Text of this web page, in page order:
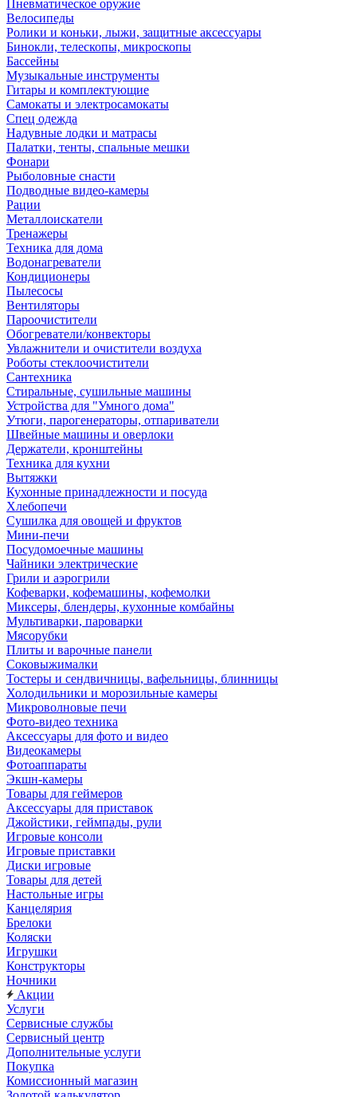
Пневматическое оружие
Велосипеды
Ролики и коньки, лыжи, защитные аксессуары
Бинокли, телескопы, микроскопы
Бассейны
Музыкальные инструменты
Гитары и комплектующие
Самокаты и электросамокаты
Спец одежда
Надувные лодки и матрасы
Палатки, тенты, спальные мешки
Фонари
Рыболовные снасти
Подводные видео-камеры
Рации
Металлоискатели
Тренажеры
Техника для дома
Водонагреватели
Кондиционеры
Пылесосы
Вентиляторы
Пароочистители
Обогреватели/конвекторы
Увлажнители и очистители воздуха
Роботы стеклоочистители
Сантехника
Стиральные, сушильные машины
Устройства для "Умного дома"
Утюги, парогенераторы, отпариватели
Швейные машины и оверлоки
Держатели, кронштейны
Техника для кухни
Вытяжки
Кухонные принадлежности и посуда
Хлебопечи
Сушилка для овощей и фруктов
Мини-печи
Посудомоечные машины
Чайники электрические
Грили и аэрогрили
Кофеварки, кофемашины, кофемолки
Миксеры, блендеры, кухонные комбайны
Мультиварки, пароварки
Мясорубки
Плиты и варочные панели
Соковыжималки
Тостеры и сендвичницы, вафельницы, блинницы
Холодильники и морозильные камеры
Микроволновые печи
Фото-видео техника
Аксессуары для фото и видео
Видеокамеры
Фотоаппараты
Экшн-камеры
Товары для геймеров
Аксессуары для приставок
Джойстики, геймпады, рули
Игровые консоли
Игровые приставки
Диски игровые
Товары для детей
Настольные игры
Канцелярия
Брелоки
Коляски
Игрушки
Конструкторы
Ночники
Акции
Услуги
Сервисные службы
Сервисный центр
Дополнительные услуги
Покупка
Комиссионный магазин